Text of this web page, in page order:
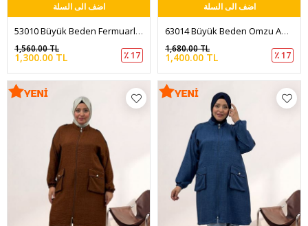
اضف الى السلة
53010 Büyük Beden Fermuarlı Reglan Kol Menanj Keten Kap - Siyah
1,300.00 TL
1,560.00 TL
٪ 17
اضف الى السلة
63014 Büyük Beden Omzu Apolet Detaylı Melanj Keten Kap - Taba
1,400.00 TL
1,680.00 TL
٪ 17